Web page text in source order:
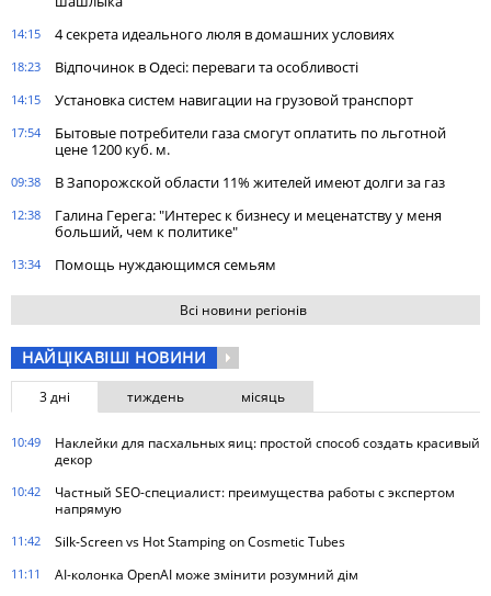
14:15 4 секрета идеального люля в домашних условиях
18:23 Відпочинок в Одесі: переваги та особливості
14:15 Установка систем навигации на грузовой транспорт
17:54
Бытовые потребители газа cмогут оплатить по льготной
цене 1200 куб. м.
09:38 В Запорожской области 11% жителей имеют долги за газ
12:38
Галина Герега: "Интерес к бизнесу и меценатству у меня
больший, чем к политике"
13:34 Помощь нуждающимся семьям
Всі новини регіонів
НАЙЦІКАВІШІ НОВИНИ
3 дні тиждень місяць
10:49
Наклейки для пасхальных яиц: простой способ создать красивый
декор
10:42
Частный SEO-специалист: преимущества работы с экспертом
напрямую
11:42 Silk-Screen vs Hot Stamping on Cosmetic Tubes
11:11 AI-колонка OpenAI може змінити розумний дім